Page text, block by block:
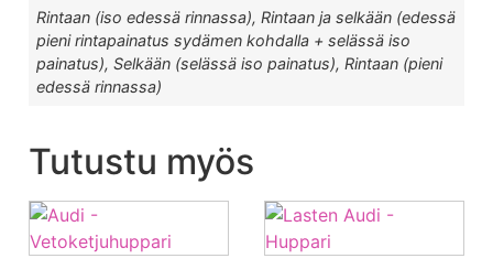
Rintaan (iso edessä rinnassa), Rintaan ja selkään (edessä
pieni rintapainatus sydämen kohdalla + selässä iso
painatus), Selkään (selässä iso painatus), Rintaan (pieni
edessä rinnassa)
Tutustu myös